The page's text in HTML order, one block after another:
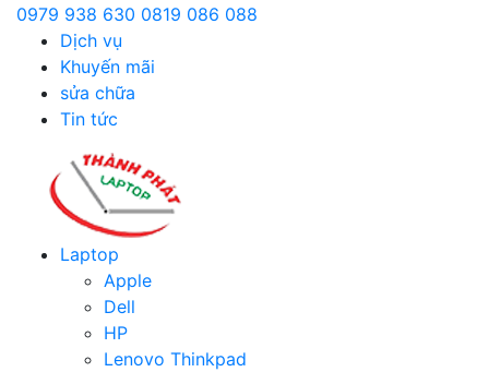
0979 938 630 0819 086 088
Dịch vụ
Khuyến mãi
sửa chữa
Tin tức
Laptop
Apple
Dell
HP
Lenovo Thinkpad